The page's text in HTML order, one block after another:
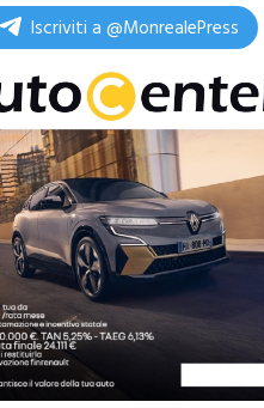
Iscriviti a @MonrealePress